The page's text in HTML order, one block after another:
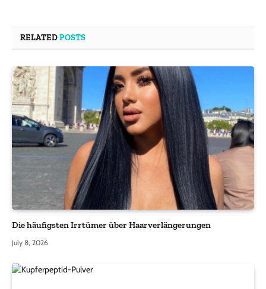
RELATEDPOSTS
Die häufigsten Irrtümer über Haarverlängerungen
July 8, 2026